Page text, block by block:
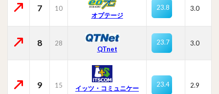
7
10
オプテージ
23.8 3.0
8 28
QTnet
23.7 3.0
9 15
イッツ・コミュニケー
23.4 2.9